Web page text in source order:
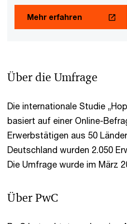
Mehr erfahren
Über die Umfrage
Die internationale Studie
basiert auf einer Online-
Erwerbstätigen aus 50
Deutschland wurden 2.050
Die Umfrage wurde im März
Über PwC